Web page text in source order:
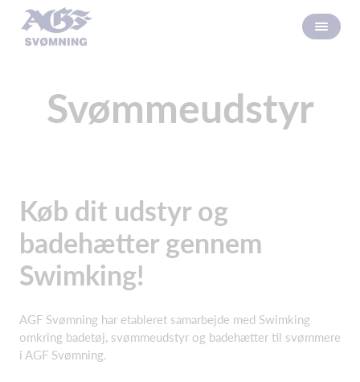
Svømmeudstyr
Køb dit udstyr og
badehætter gennem
Swimking!
AGF Svømning har etableret samarbejde med Swimking
omkring badetøj, svømmeudstyr og badehætter til svømmere
i AGF Svømning.